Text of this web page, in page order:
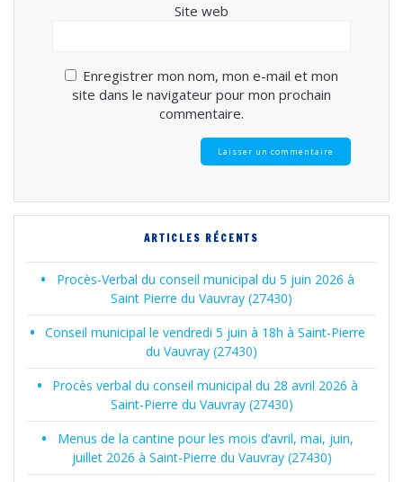
Site web
Enregistrer mon nom, mon e-mail et mon
site dans le navigateur pour mon prochain
commentaire.
ARTICLES RÉCENTS
Procès-Verbal du conseil municipal du 5 juin 2026 à
Saint Pierre du Vauvray (27430)
Conseil municipal le vendredi 5 juin à 18h à Saint-Pierre
du Vauvray (27430)
Procès verbal du conseil municipal du 28 avril 2026 à
Saint-Pierre du Vauvray (27430)
Menus de la cantine pour les mois d’avril, mai, juin,
juillet 2026 à Saint-Pierre du Vauvray (27430)